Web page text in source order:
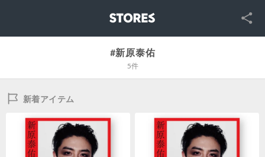
SNS
#新原泰佑
5件
新着アイテム